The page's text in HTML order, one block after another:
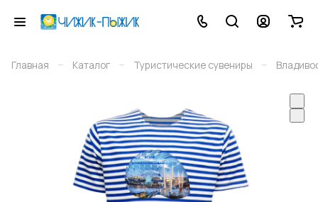
Главная – Каталог – Туристические сувениры –